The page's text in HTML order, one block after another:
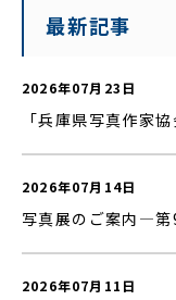
最新記事
2026年07月23日
「兵庫県写真作家
2026年07月14日
写真展のご案内—
2026年07月11日